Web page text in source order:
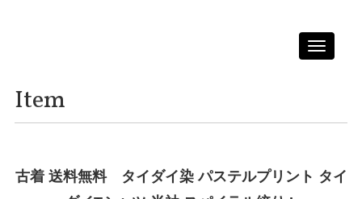
Toggle
Item
古着 送料無料 タイダイ染 パステルプリント タイ